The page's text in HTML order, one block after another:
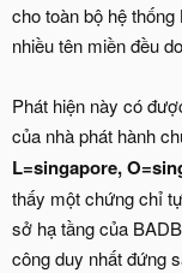
cho toàn bộ hệ
nhiều tên miền đều
Phát hiện này có
của nhà phát hành
L=singapore,
thấy một chứng chỉ
sở hạ tầng của
công duy nhất đứng